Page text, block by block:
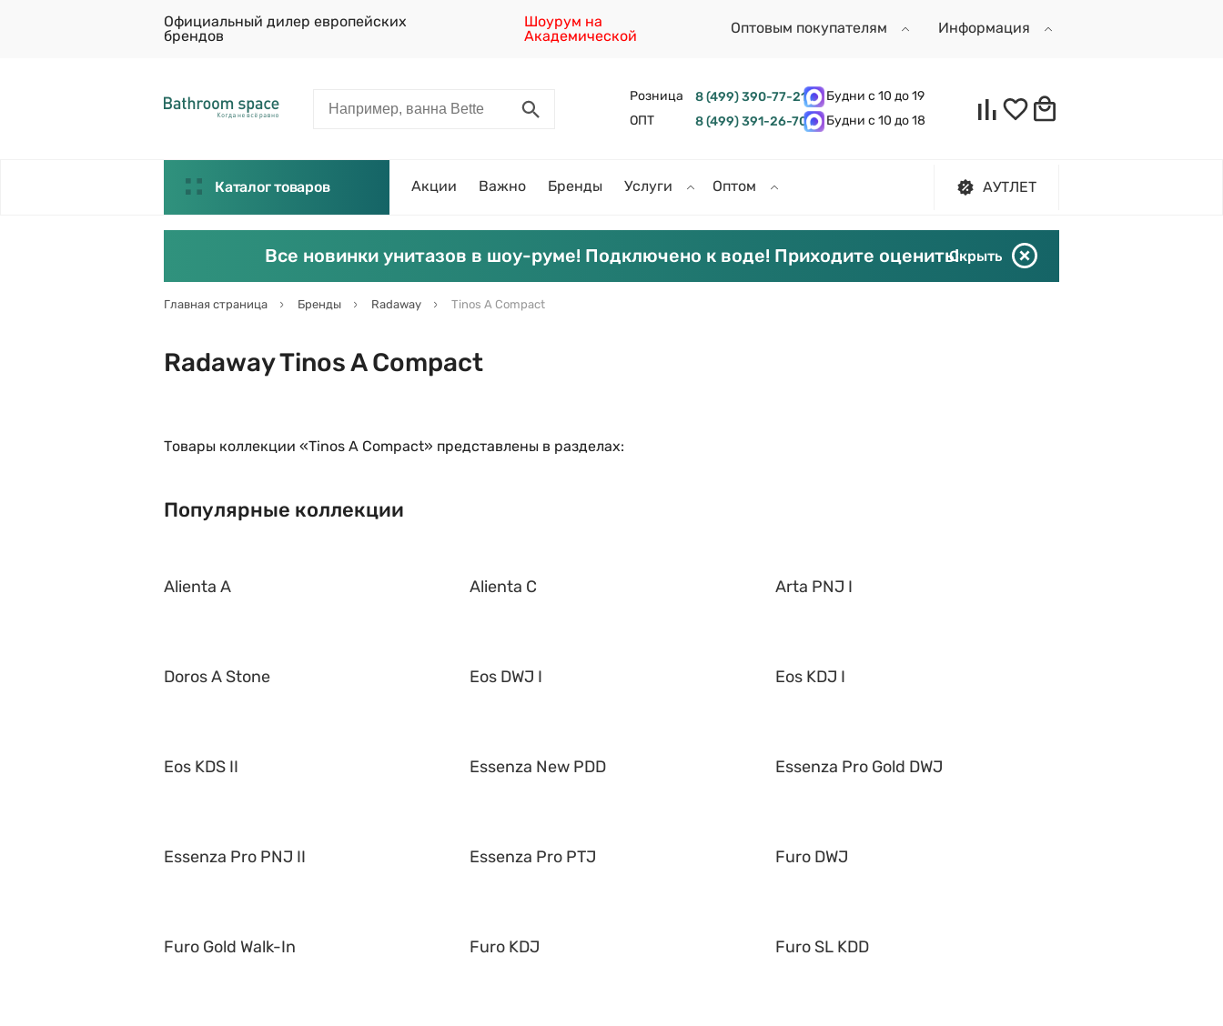
Официальный дилер европейских
брендов
Шоурум на
Академической
Оптовым покупателям Информация
Розница 8 (499) 390-77-21
Будни с 10 до 19
ОПТ
8 (499) 391-26-70 Будни с 10 до 18
Каталог товаров Акции Важно Бренды Услуги Оптом АУТЛЕТ
Все новинки унитазов в шоу-руме! Подключено к воде! Приходите оценить!Скрыть
Главная страница Бренды Radaway Tinos A Compact
Radaway Tinos A Compact
Товары коллекции «Tinos A Compact» представлены в разделах:
Популярные коллекции
Alienta A Alienta C Arta PNJ I
Doros A Stone Eos DWJ I Eos KDJ I
Eos KDS II Essenza New PDD Essenza Pro Gold DWJ
Essenza Pro PNJ II Essenza Pro PTJ Furo DWJ
Furo Gold Walk-In Furo KDJ Furo SL KDD